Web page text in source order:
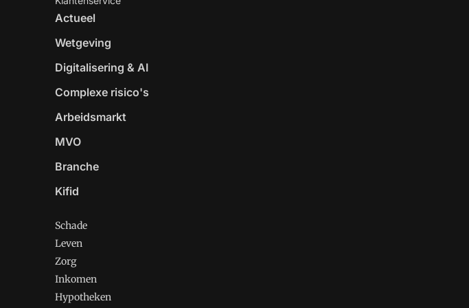
Actueel
Wetgeving
Digitalisering & AI
Complexe risico's
Arbeidsmarkt
MVO
Branche
Kifid
Schade
Leven
Zorg
Inkomen
Hypotheken